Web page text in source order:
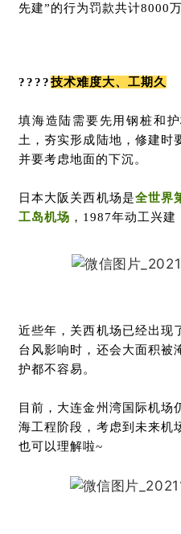
先建”的行为罚款共计8000
????技术难度大、工期久
填海造陆需要先用钢桩和
土，夯实形成陆地，修建时
并要考虑地面的下沉。
日本大阪关西机场是全世界
工岛机场 ，1987年动工兴建
近些年，关西机场已经出现
台风影响时，还会大面积被
护都不容易。
目前，大连金州湾国际机场
海工程阶段， 考虑到未来机
也可以理解啦~